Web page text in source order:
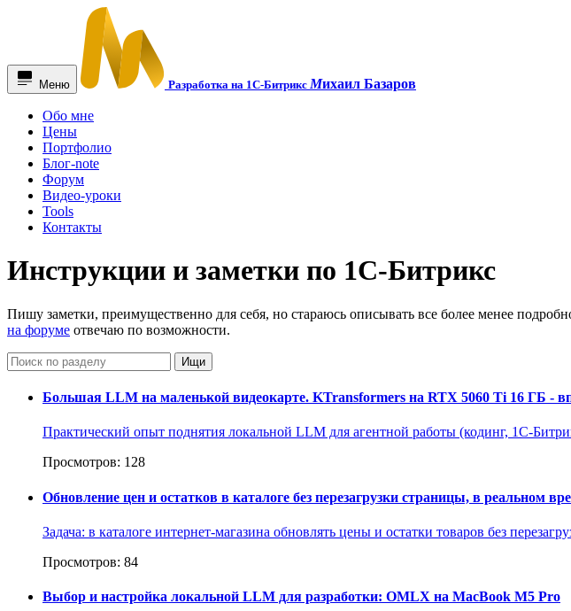
Меню Разработка на 1С-БитриксМихаил Базаров
Обо мне
Цены
Портфолио
Блог-note
Форум
Видео-уроки
Tools
Контакты
Инструкции и заметки по 1С-Битрикс
Пишу заметки, преимущественно для себя, но стараюсь описывать все более менее
на форуме отвечаю по возможности.
Ищи
Большая LLM на маленькой видеокарте. KTransformers на RTX 5060 Ti 16 ГБ -
Практический опыт поднятия локальной LLM для агентной работы (кодинг, 1С-
Просмотров: 128
Обновление цен и остатков в каталоге без перезагрузки страницы, в реальном
Задача: в каталоге интернет-магазина обновлять цены и остатки товаров без
Просмотров: 84
Выбор и настройка локальной LLM для разработки: OMLX на MacBook M5 Pro